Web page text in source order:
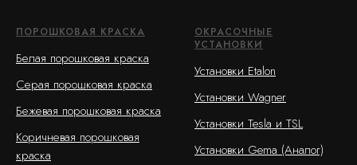
ПОРОШКОВАЯ КРАСКА
Белая порошковая краска
Серая порошковая краска
Бежевая порошковая краска
Коричневая порошковая
краска
ОКРАСОЧНЫЕ
УСТАНОВКИ
Установки Etalon
Установки Wagner
Установки Tesla и TSL
Установки Gema (Аналог)